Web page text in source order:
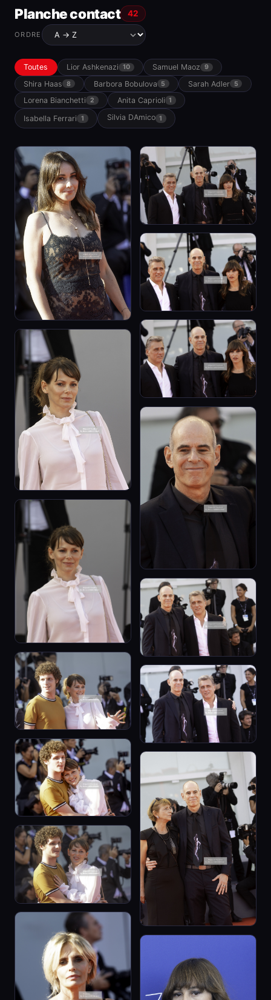
Planche contact 42
ORDRE
Toutes Lior Ashkenazi 10 Samuel Maoz 9
Shira Haas 8 Barbora Bobulova 5 Sarah Adler 5
Lorena Bianchetti 2 Anita Caprioli 1
Isabella Ferrari 1 Silvia DAmico 1